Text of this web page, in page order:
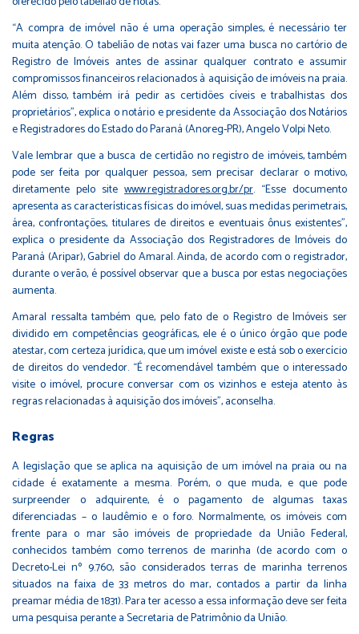
“A compra de imóvel não é uma operação simples, é necessário ter
muita atenção. O tabelião de notas vai fazer uma busca no cartório de
Registro de Imóveis antes de assinar qualquer contrato e assumir
compromissos financeiros relacionados à aquisição de imóveis na praia.
Além disso, também irá pedir as certidões cíveis e trabalhistas dos
proprietários”, explica o notário e presidente da Associação dos Notários
e Registradores do Estado do Paraná (Anoreg-PR), Angelo Volpi Neto.
Vale lembrar que a busca de certidão no registro de imóveis, também
pode ser feita por qualquer pessoa, sem precisar declarar o motivo,
diretamente pelo site www.registradores.org.br/pr. “Esse documento
apresenta as características físicas do imóvel, suas medidas perimetrais,
área, confrontações, titulares de direitos e eventuais ônus existentes”,
explica o presidente da Associação dos Registradores de Imóveis do
Paraná (Aripar), Gabriel do Amaral. Ainda, de acordo com o registrador,
durante o verão, é possível observar que a busca por estas negociações
aumenta.
Amaral ressalta também que, pelo fato de o Registro de Imóveis ser
dividido em competências geográficas, ele é o único órgão que pode
atestar, com certeza jurídica, que um imóvel existe e está sob o exercício
de direitos do vendedor. “É recomendável também que o interessado
visite o imóvel, procure conversar com os vizinhos e esteja atento às
regras relacionadas à aquisição dos imóveis”, aconselha.
Regras
A legislação que se aplica na aquisição de um imóvel na praia ou na
cidade é exatamente a mesma. Porém, o que muda, e que pode
surpreender o adquirente, é o pagamento de algumas taxas
diferenciadas – o laudêmio e o foro. Normalmente, os imóveis com
frente para o mar são imóveis de propriedade da União Federal,
conhecidos também como terrenos de marinha (de acordo com o
Decreto-Lei nº 9.760, são considerados terras de marinha terrenos
situados na faixa de 33 metros do mar, contados a partir da linha
preamar média de 1831). Para ter acesso a essa informação deve ser feita
uma pesquisa perante a Secretaria de Patrimônio da União.